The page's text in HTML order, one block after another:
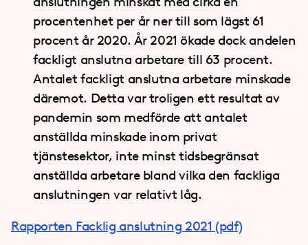
procentenhet per år ner till som lägst 61
procent år 2020. År 2021 ökade dock andelen
fackligt anslutna arbetare till 63 procent.
Antalet fackligt anslutna arbetare minskade
däremot. Detta var troligen ett resultat av
pandemin som medförde att antalet
anställda minskade inom privat
tjänstesektor, inte minst tidsbegränsat
anställda arbetare bland vilka den fackliga
anslutningen var relativt låg.
Rapporten Facklig anslutning 2021 (pdf)